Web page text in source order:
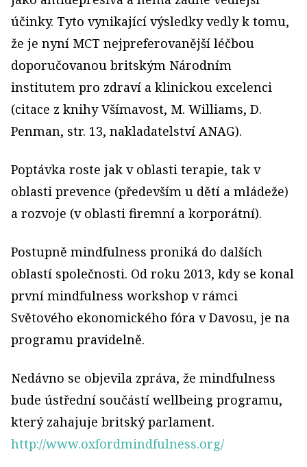
účinky. Tyto vynikající výsledky vedly k tomu,
že je nyní MCT nejpreferovanější léčbou
doporučovanou britským Národním
institutem pro zdraví a klinickou excelenci
(citace z knihy Všímavost, M. Williams, D.
Penman, str. 13, nakladatelství ANAG).
Poptávka roste jak v oblasti terapie, tak v
oblasti prevence (především u dětí a mládeže)
a rozvoje (v oblasti firemní a korporátní).
Postupně mindfulness proniká do dalších
oblastí společnosti. Od roku 2013, kdy se konal
první mindfulness workshop v rámci
Světového ekonomického fóra v Davosu, je na
programu pravidelně.
Nedávno se objevila zpráva, že mindfulness
bude ústřední součástí wellbeing programu,
který zahajuje britský parlament.
http://www.oxfordmindfulness.org/